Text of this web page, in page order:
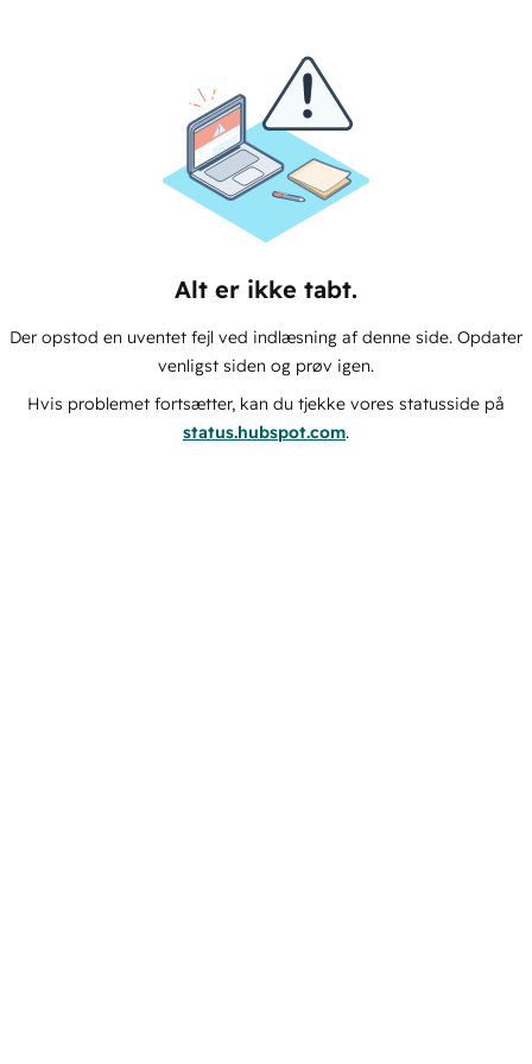
Alt er ikke tabt.
Der opstod en uventet fejl ved indlæsning af denne side. Opdater
venligst siden og prøv igen.
Hvis problemet fortsætter, kan du tjekke vores statusside på
status.hubspot.com.